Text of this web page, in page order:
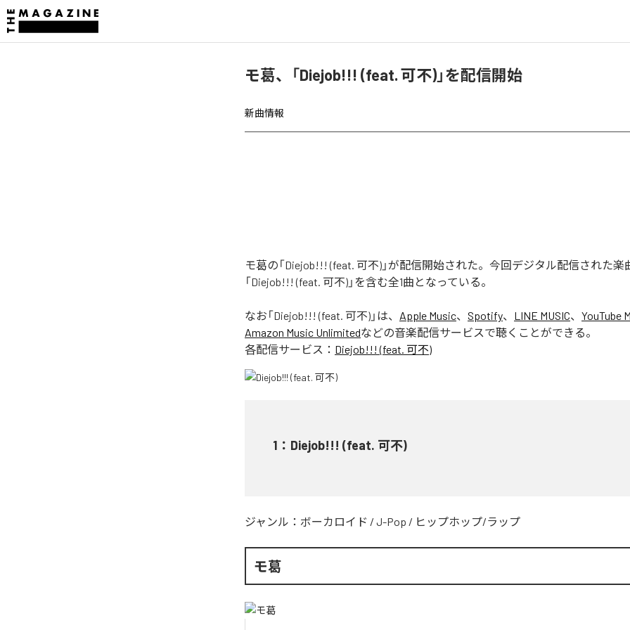
モ葛、「Diejob!!! (feat. 可不)」を配信開始
新曲情報
モ葛の「Diejob!!! (feat. 可不)」が配信開始された。今回デジタル配信された楽
「Diejob!!! (feat. 可不)」を含む全1曲となっている。
なお「Diejob!!! (feat. 可不) 」は、 Apple Music、 Spotify、 LINE MUSIC、 YouTube
Amazon Music Unlimitedなどの音楽配信サービスで聴くことができる。
各配信サービス： Diejob!!! (feat. 可不)
1 ： Diejob!!! (feat. 可不)
ジャンル： ボーカロイド / J-Pop / ヒップホップ/ラップ
モ葛